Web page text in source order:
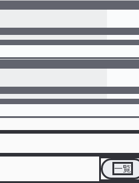
一覧